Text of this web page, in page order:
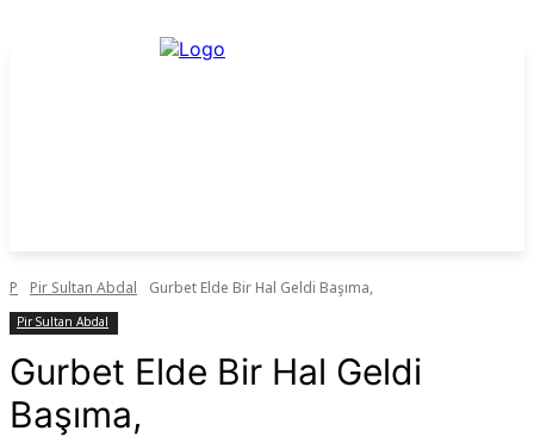
P Pir Sultan Abdal Gurbet Elde Bir Hal Geldi Başıma,
Pir Sultan Abdal
Gurbet Elde Bir Hal Geldi
Başıma,